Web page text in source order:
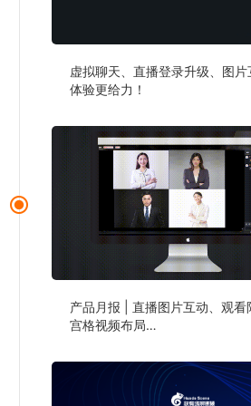
虚拟聊天、直播登录升级、图
体验更给力！
产品月报 | 直播图片互动、观看
宫格视频布局…